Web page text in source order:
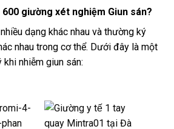
giường xét nghiệm Giun sán?
dạng khác nhau và thường ký
nhau trong cơ thể. Dưới đây là một
nhiễm giun sán: